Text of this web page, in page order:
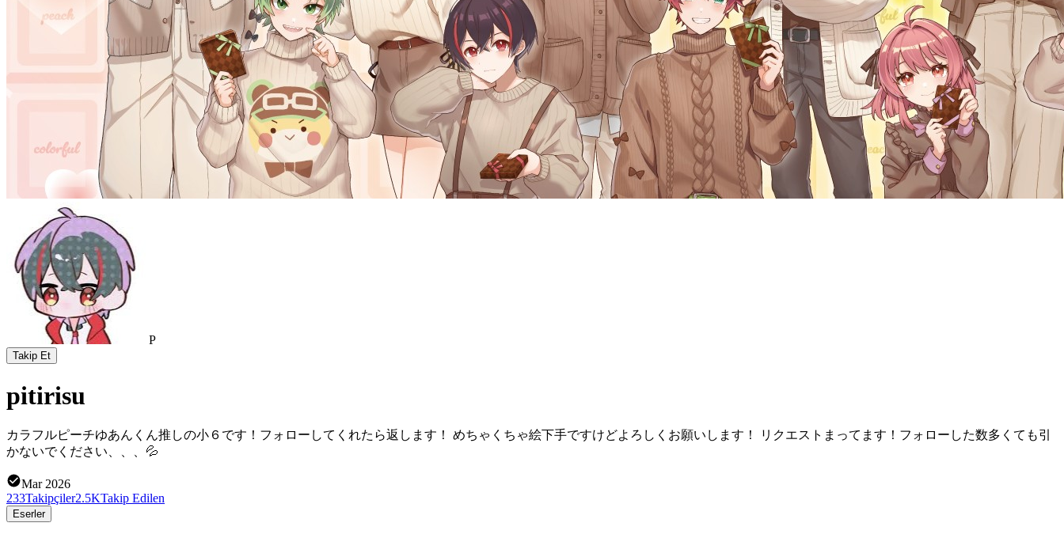
P
Takip Et
pitirisu
カラフルピーチゆあんくん推しの小６です！フォローしてくれたら返します！ めちゃくちゃ絵下手ですけどよろしくお願いします！ リクエストまってます！フォローした数多くても引
かないでください、、、💦
Mar 2026
233Takipçiler2.5KTakip Edilen
Eserler